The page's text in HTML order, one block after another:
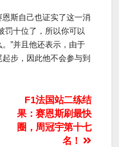
斯自己也证实了这一消
罚十位了，所以你可以
”并且他还表示，由于
步，因此他不会参与到
F1法国站二练结
果：赛恩斯刷最快
圈，周冠宇第十七
名！